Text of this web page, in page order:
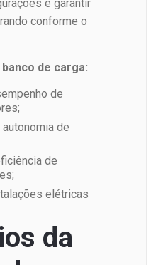
e garantir
conforme o
de carga:
de
de
de
elétricas
da